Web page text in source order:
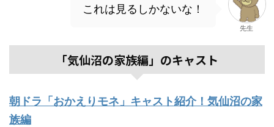
これは見るしかないな！
先生
「気仙沼の家族編」のキャスト
朝ドラ「おかえりモネ」キャスト紹介！気仙沼の家
族編